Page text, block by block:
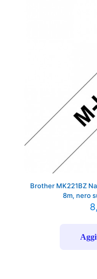
Brother MK221BZ
8m, nero